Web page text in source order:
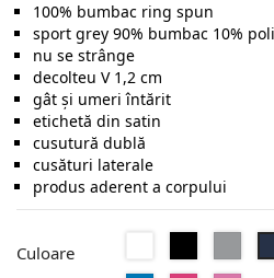
100% bumbac ring spun
sport grey 90% bumbac 10%
nu se strânge
decolteu V 1,2 cm
gât şi umeri întărit
etichetă din satin
cusutură dublă
cusături laterale
produs aderent a corpului
Culoare
Grey